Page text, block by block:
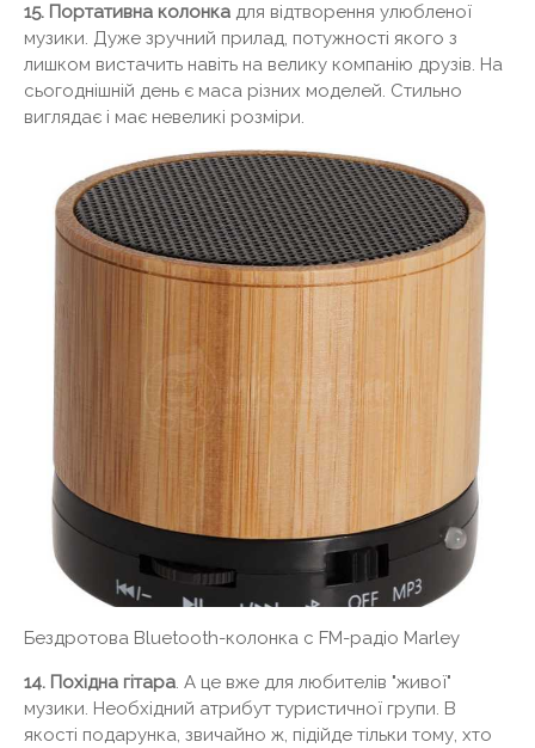
15. Портативна колонка для відтворення улюбленої
музики. Дуже зручний прилад, потужності якого з
лишком вистачить навіть на велику компанію друзів. На
сьогоднішній день є маса різних моделей. Стильно
виглядає і має невеликі розміри.
Бездротова Bluetooth-колонка c FM-радіо Marley
14. Похідна гітара. А це вже для любителів "живої"
музики. Необхідний атрибут туристичної групи. В
якості подарунка, звичайно ж, підійде тільки тому, хто